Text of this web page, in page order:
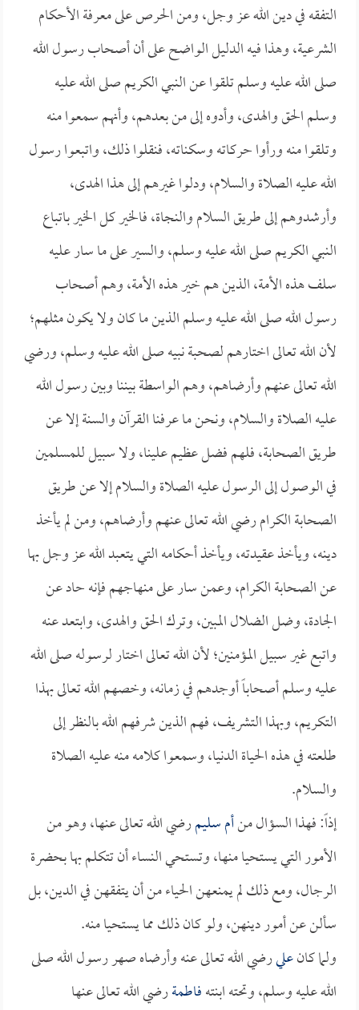
التفقه في دين الله عز وجل، ومن الحرص على معرفة الأحكام
الشرعية، وهذا فيه الدليل الواضح على أن أصحاب رسول الله
صلى الله عليه وسلم تلقوا عن النبي الكريم صلى الله عليه
وسلم الحق والهدى، وأدوه إلى من بعدهم، وأنهم سمعوا منه
وتلقوا منه ورأوا حركاته وسكناته، فنقلوا ذلك، واتبعوا رسول
الله عليه الصلاة والسلام، ودلوا غيرهم إلى هذا الهدى،
وأرشدوهم إلى طريق السلام والنجاة، فالخير كل الخير باتباع
النبي الكريم صلى الله عليه وسلم، والسير على ما سار عليه
سلف هذه الأمة، الذين هم خير هذه الأمة، وهم أصحاب
رسول الله صلى الله عليه وسلم الذين ما كان ولا يكون مثلهم؛
لأن الله تعالى اختارهم لصحبة نبيه صلى الله عليه وسلم، ورضي
الله تعالى عنهم وأرضاهم، وهم الواسطة بيننا وبين رسول الله
عليه الصلاة والسلام، ونحن ما عرفنا القرآن والسنة إلا عن
طريق الصحابة، فلهم فضل عظيم علينا، ولا سبيل للمسلمين
في الوصول إلى الرسول عليه الصلاة والسلام إلا عن طريق
الصحابة الكرام رضي الله تعالى عنهم وأرضاهم، ومن لم يأخذ
دينه، ويأخذ عقيدته، ويأخذ أحكامه التي يتعبد الله عز وجل بها
عن الصحابة الكرام، وعمن سار على منهاجهم فإنه حاد عن
الجادة، وضل الضلال المبين، وترك الحق والهدى، وابتعد عنه
واتبع غير سبيل المؤمنين؛ لأن الله تعالى اختار لرسوله صلى الله
عليه وسلم أصحاباً أوجدهم في زمانه، وخصهم الله تعالى بهذا
التكريم، وبهذا التشريف، فهم الذين شرفهم الله بالنظر إلى
طلعته في هذه الحياة الدنيا، وسمعوا كلامه منه عليه الصلاة
والسلام.
إذاً: فهذا السؤال منأم سليمرضي الله تعالى عنها، وهو من
الأمور التي يستحيا منها، وتستحي النساء أن تتكلم بها بحضرة
الرجال، ومع ذلك لم يمنعهن الحياء من أن يتفقهن في الدين، بل
سألن عن أمور دينهن، ولو كان ذلك مما يستحيا منه.
ولما كانعليرضي الله تعالى عنه وأرضاه صهر رسول الله صلى
الله عليه وسلم، وتحته ابنتهفاطمةرضي الله تعالى عنها